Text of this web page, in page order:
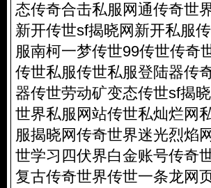
态传奇合击私服网通传奇世
新开传世sf揭晓网新开私服
服南柯一梦传世99传世传奇
传世私服传世私服登陆器传
器传世劳动矿变态传世sf揭
世界私服网站传世私灿烂网
服揭晓网传奇世界迷光烈焰
世学习四伏界白金账号传奇
复古传奇世界传世一条龙网